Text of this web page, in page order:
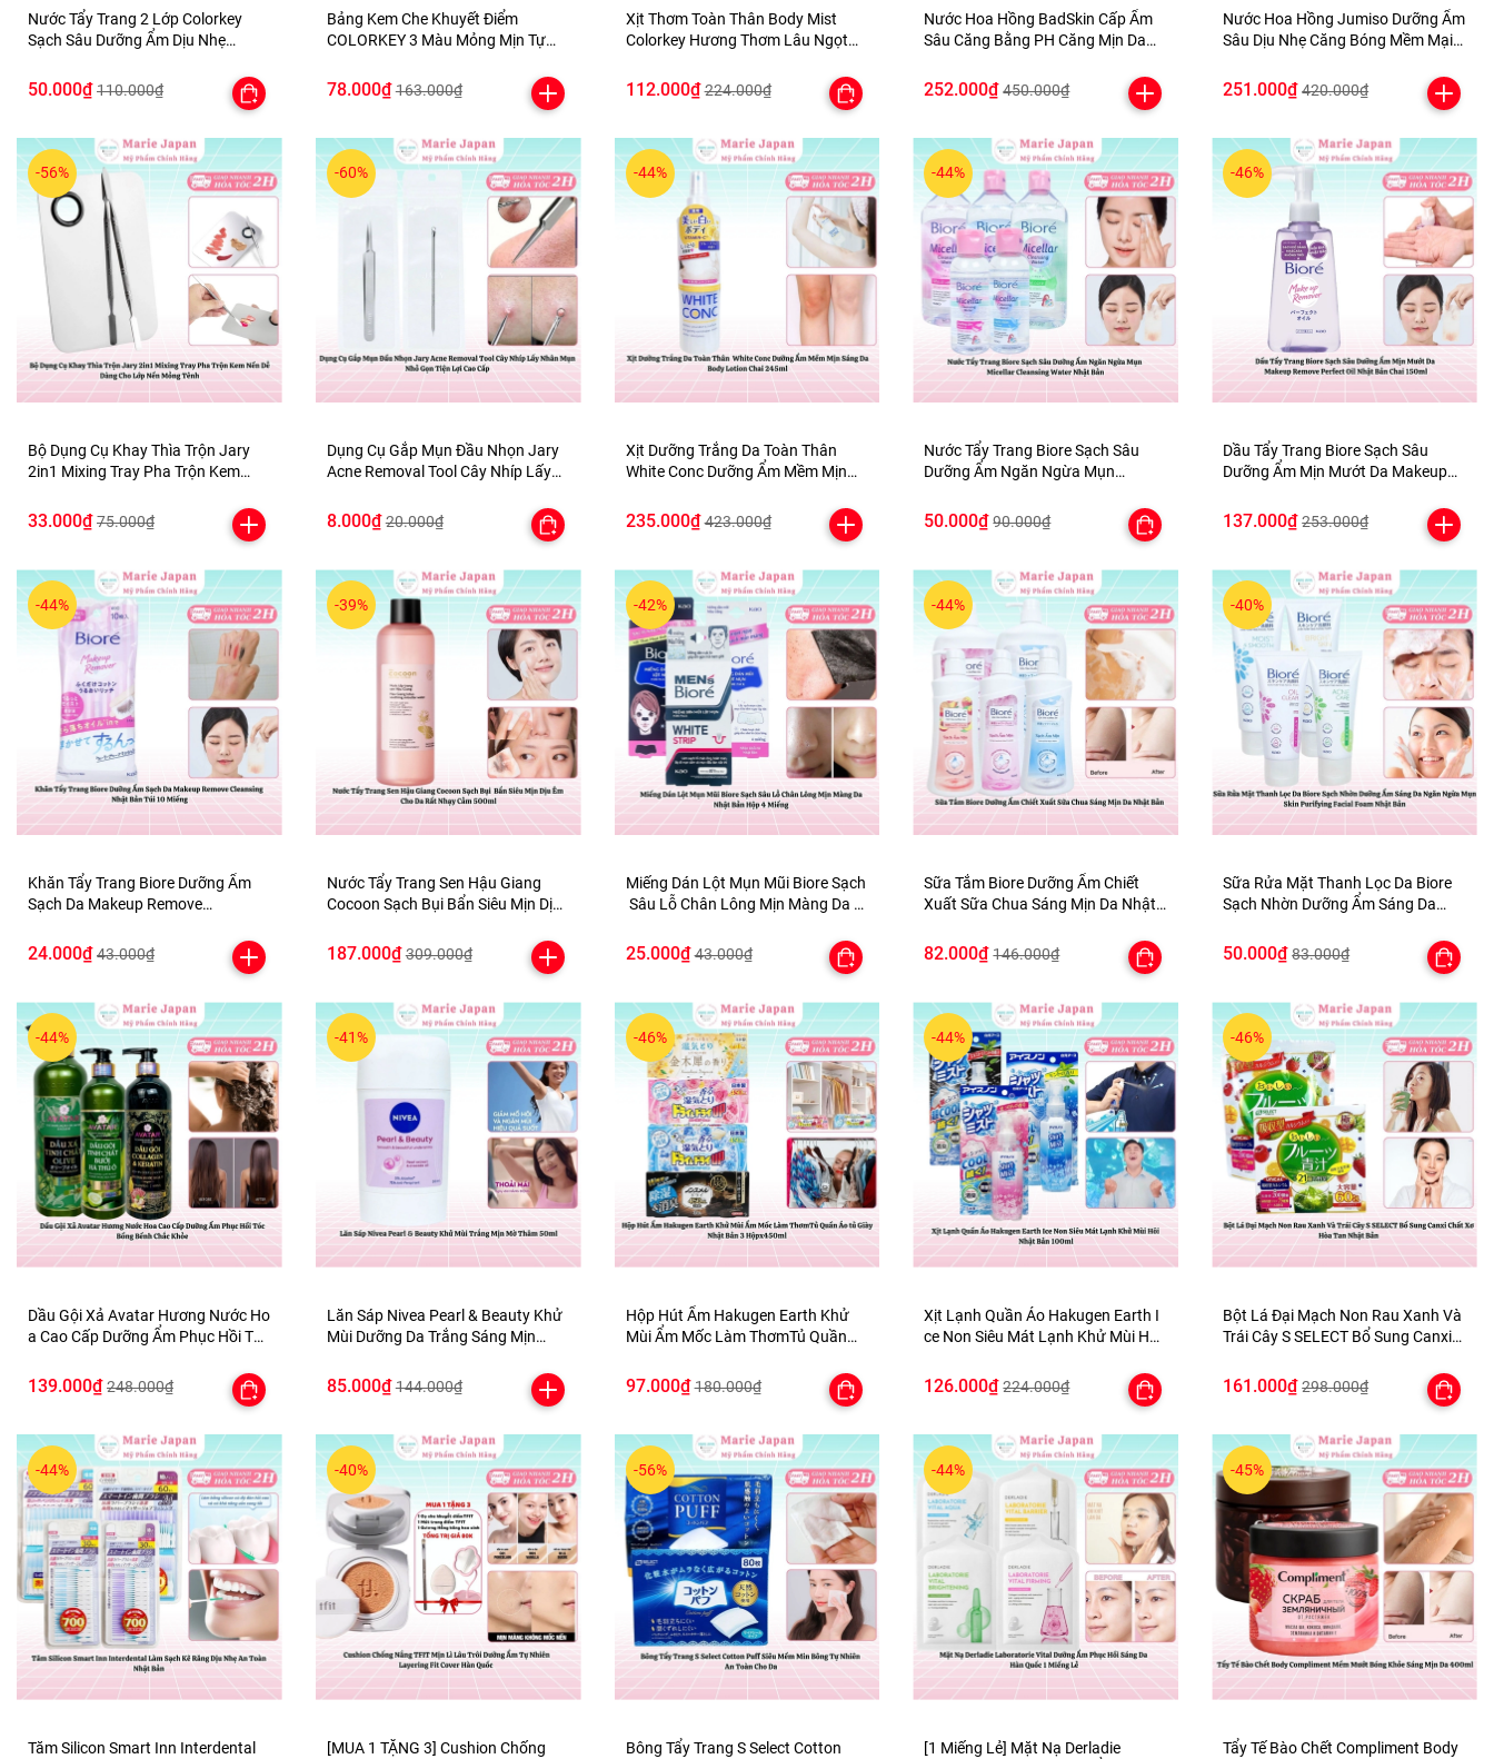
Nước Tẩy Trang 2 Lớp Colorkey
Sạch Sâu Dưỡng Ẩm Dịu Nhẹ
50.000₫ 110.000₫
Bảng Kem Che Khuyết Điểm
COLORKEY 3 Màu Mỏng Mịn Tự
3.9g
78.000₫ 163.000₫
Xịt Thơm Toàn Thân Body Mist
Colorkey Hương Thơm Lâu Ngọt
100ml
112.000₫ 224.000₫
Nước Hoa Hồng BadSkin Cấp Ẩm
Sâu Căng Bằng PH Căng Mịn Da
500ml
252.000₫ 450.000₫
Nước Hoa Hồng Jumiso Dưỡng Ẩm
Sâu Dịu Nhẹ Căng Bóng Mềm Mại
Quốc 250ml
251.000₫ 420.000₫
-56%
Bộ Dụng Cụ Khay Thìa Trộn Jary
2in1 Mixing Tray Pha Trộn Kem
Tênh
33.000₫ 75.000₫
-60%
Dụng Cụ Gắp Mụn Đầu Nhọn Jary
Acne Removal Tool Cây Nhíp Lấy
Cấp
8.000₫ 20.000₫
-44%
Xịt Dưỡng Trắng Da Toàn Thân
White Conc Dưỡng Ẩm Mềm Mịn
235.000₫ 423.000₫
-44%
Nước Tẩy Trang Biore Sạch Sâu
Dưỡng Ẩm Ngăn Ngừa Mụn
50.000₫ 90.000₫
-46%
Dầu Tẩy Trang Biore Sạch Sâu
Dưỡng Ẩm Mịn Mướt Da Makeup
150ml
137.000₫ 253.000₫
-44%
Khăn Tẩy Trang Biore Dưỡng Ẩm
Sạch Da Makeup Remove
24.000₫ 43.000₫
-39%
Nước Tẩy Trang Sen Hậu Giang
Cocoon Sạch Bụi Bẩn Siêu Mịn Dịu
187.000₫ 309.000₫
-42%
Miếng Dán Lột Mụn Mũi Biore Sạch
Sâu Lỗ Chân Lông Mịn Màng Da N
25.000₫ 43.000₫
-44%
Sữa Tắm Biore Dưỡng Ẩm Chiết
Xuất Sữa Chua Sáng Mịn Da Nhật
82.000₫ 146.000₫
-40%
Sữa Rửa Mặt Thanh Lọc Da Biore
Sạch Nhờn Dưỡng Ẩm Sáng Da
Facial Foam Nhật Bản
50.000₫ 83.000₫
-44%
Dầu Gội Xả Avatar Hương Nước Ho
a Cao Cấp Dưỡng Ẩm Phục Hồi Tóc
139.000₫ 248.000₫
-41%
Lăn Sáp Nivea Pearl & Beauty Khử
Mùi Dưỡng Da Trắng Sáng Mịn
85.000₫ 144.000₫
-46%
Hộp Hút Ẩm Hakugen Earth Khử
Mùi Ẩm Mốc Làm ThơmTủ Quần
97.000₫ 180.000₫
-44%
Xịt Lạnh Quần Áo Hakugen Earth I
ce Non Siêu Mát Lạnh Khử Mùi Hôi
126.000₫ 224.000₫
-46%
Bột Lá Đại Mạch Non Rau Xanh Và
Trái Cây S SELECT Bổ Sung Canxi
161.000₫ 298.000₫
-44%
Tăm Silicon Smart Inn Interdental
-40%
[MUA 1 TẶNG 3] Cushion Chống
-56%
Bông Tẩy Trang S Select Cotton
-44%
[1 Miếng Lẻ] Mặt Nạ Derladie
-45%
Tẩy Tế Bào Chết Compliment Body